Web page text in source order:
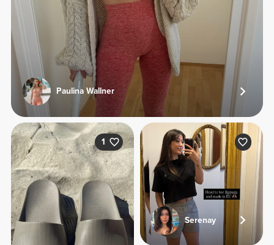
Paulina Wallner
1
Serenay